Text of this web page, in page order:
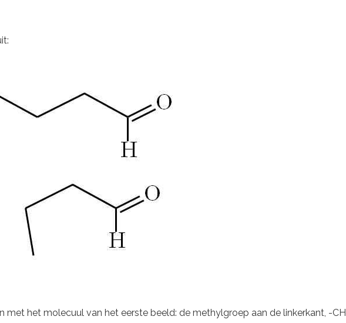
met het molecuul van het eerste beeld: de methylgroep aan de linkerkant, -CH